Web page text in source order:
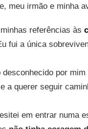
meu irmão e minha
referências às
fui a única
desconhecido por
a querer seguir
em entrar numa